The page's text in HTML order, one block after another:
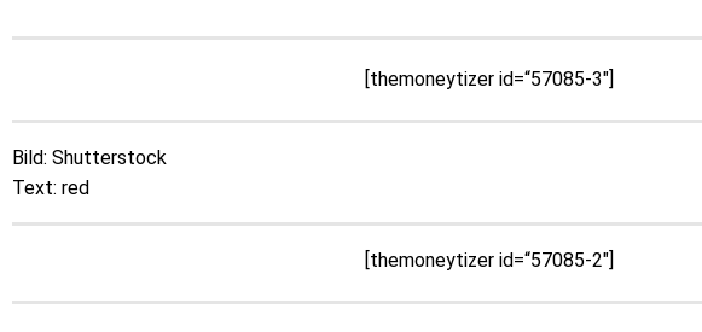
[themoneytizer id=“57085-3″]
Bild: Shutterstock
Text: red
[themoneytizer id=“57085-2″]